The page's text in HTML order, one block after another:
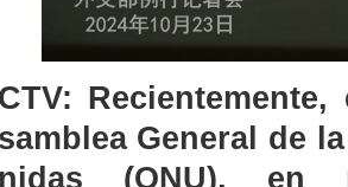
General de
(ONU), en